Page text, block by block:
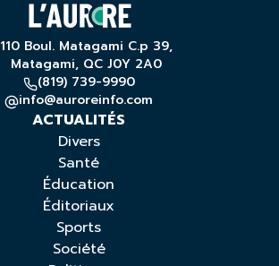
110 Boul. Matagami C.p 39,
Matagami, QC J0Y 2A0
(819) 739-9990
info@auroreinfo.com
ACTUALITÉS
Divers
Santé
Éducation
Éditoriaux
Sports
Société